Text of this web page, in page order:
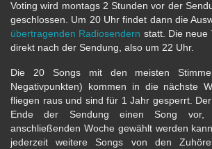
Voting wird montags 2 Stunden vor der
geschlossen. Um 20 Uhr findet dann die
übertragenden Radiosendern statt. Die neue
direkt nach der Sendung, also um 22 Uhr.
Die 20 Songs mit den meisten
Negativpunkten) kommen in die nächste
fliegen raus und sind für 1 Jahr gesperrt.
Ende der Sendung einen Song
anschließenden Woche gewählt werden
jederzeit weitere Songs von den